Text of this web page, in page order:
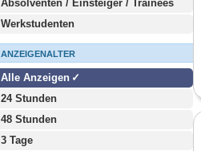
Absolventen / Einsteiger / Trainees
Werkstudenten
ANZEIGENALTER
Alle Anzeigen
24 Stunden
48 Stunden
3 Tage